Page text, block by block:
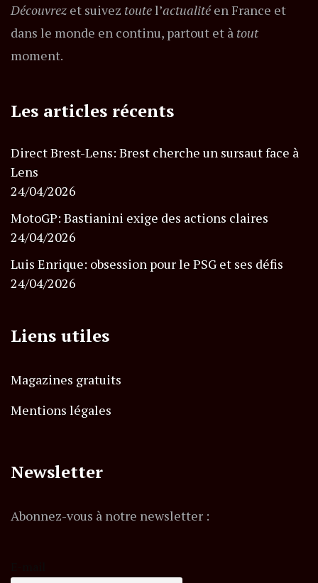
Découvrez et suivez toutel’actualitéen France et
dans le monde en continu, partout et à tout
moment.
Les articles récents
Direct Brest-Lens: Brest cherche un sursaut face à
Lens
24/04/2026
MotoGP: Bastianini exige des actions claires
24/04/2026
Luis Enrique: obsession pour le PSG et ses défis
24/04/2026
Liens utiles
Magazines gratuits
Mentions légales
Newsletter
Abonnez-vous à notre newsletter :